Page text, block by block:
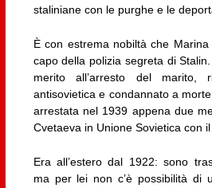
staliniane con le purghe e le
È con estrema nobiltà che
capo della polizia segreta di
merito all’arresto del marito,
antisovietica e condannato a
arrestata nel 1939 appena due
Cvetaeva in Unione Sovietica con il
Era all’estero dal 1922: sono
ma per lei non c’è possibilità di